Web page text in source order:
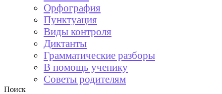
Орфография
Пунктуация
Виды контроля
Диктанты
Грамматические разборы
В помощь ученику
Советы родителям
Поиск